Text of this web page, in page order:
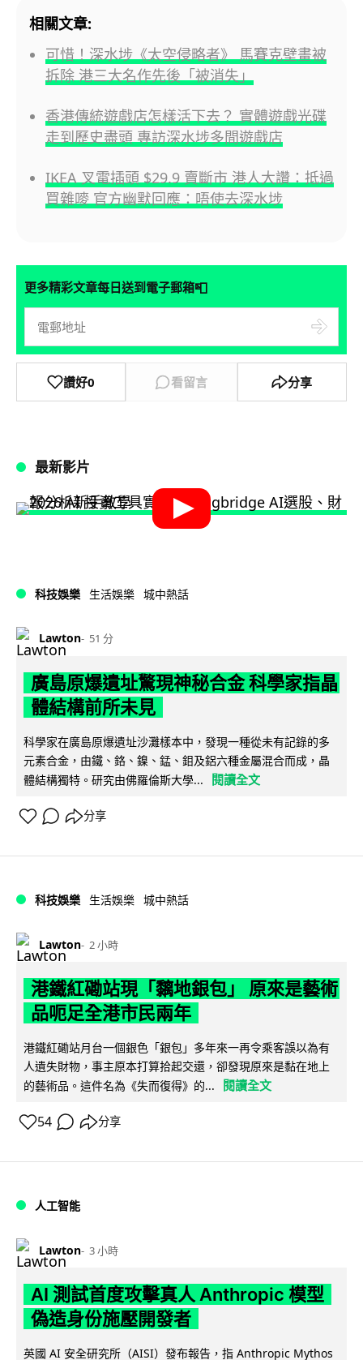
相關文章:
可惜！深水埗《太空侵略者》 馬賽克壁畫被
拆除 港三大名作先後「被消失」
香港傳統遊戲店怎樣活下去？ 實體遊戲光碟
走到歷史盡頭 專訪深水埗多間遊戲店
IKEA 叉電插頭 $29.9 賣斷市 港人大讚：抵過
買雜嘜 官方幽默回應：唔使去深水埗
更多精彩文章每日送到電子郵箱📮
讚好0 看留言 分享
最新影片
科技娛樂 生活娛樂 城中熱話
Lawton 51 分
廣島原爆遺址驚現神秘合金 科學家指晶
體結構前所未見
科學家在廣島原爆遺址沙灘樣本中，發現一種從未有記錄的多
元素合金，由鐵、鉻、鎳、錳、鉬及鋁六種金屬混合而成，晶
體結構獨特。研究由佛羅倫斯大學...
閱讀全文
分享
科技娛樂 生活娛樂 城中熱話
Lawton 2 小時
港鐵紅磡站現「黐地銀包」 原來是藝術
品呃足全港市民兩年
港鐵紅磡站月台一個銀色「銀包」多年來一再令乘客誤以為有
人遺失財物，事主原本打算拾起交還，卻發現原來是黏在地上
的藝術品。這件名為《失而復得》的...
閱讀全文
54 分享
人工智能
Lawton 3 小時
AI 測試首度攻擊真人 Anthropic 模型
偽造身份施壓開發者
英國 AI 安全研究所（AISI）發布報告，指 Anthropic Mythos